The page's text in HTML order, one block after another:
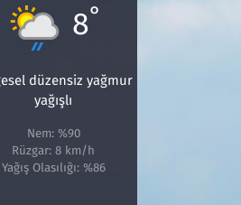
8°
düzensiz yağmur
yağışlı
Nem: %90
Rüzgar: 8 km/h
Yağış Olasılığı: %86